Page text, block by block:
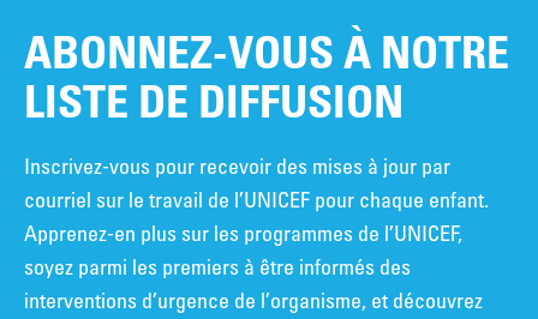
ABONNEZ-VOUS À NOTRE
LISTE DE DIFFUSION
Inscrivez-vous pour recevoir des mises à jour par
courriel sur le travail de l’UNICEF pour chaque enfant.
Apprenez-en plus sur les programmes de l’UNICEF,
soyez parmi les premiers à être informés des
interventions d’urgence de l’organisme, et découvrez